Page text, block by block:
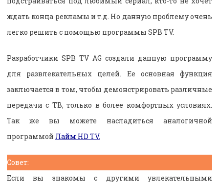
ждать конца рекламы и т.д. Но данную проблему очень
легко решить с помощью программы SPB TV.
Разработчики SPB TV AG создали данную программу
для развлекательных целей. Ее основная функция
заключается в том, чтобы демонстрировать различные
передачи с ТВ, только в более комфортных условиях.
Так же вы можете насладиться аналогичной
программой Лайм HD TV.
Совет:
Если вы знакомы с другими увлекательными